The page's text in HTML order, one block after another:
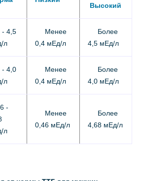
Высокий
- 4,5
л
Менее
0,4 мЕд/л
Более
4,5 мЕд/л
- 4,0
л
Менее
0,4 мЕд/л
Более
4,0 мЕд/л
-
л
Менее
0,46 мЕд/л
Более
4,68 мЕд/л